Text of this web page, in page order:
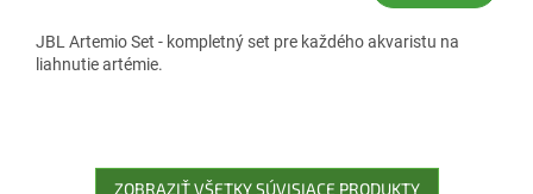
JBL Artemio Set - kompletný set pre každého akvaristu na
liahnutie artémie.
ZOBRAZIŤ VŠETKY SÚVISIACE PRODUKTY